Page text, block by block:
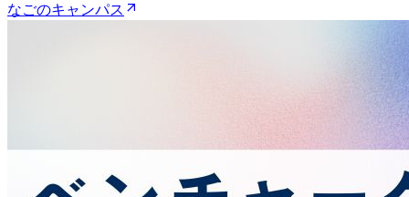
なごのキャンパス